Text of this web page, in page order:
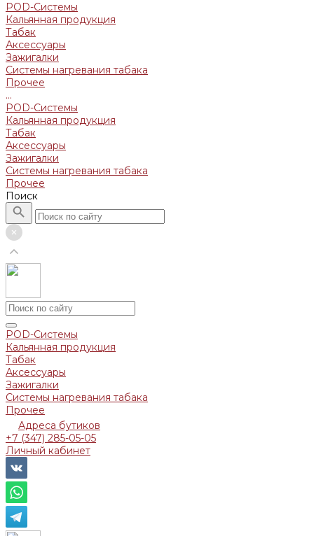
POD-Системы
Кальянная продукция
Табак
Аксессуары
Зажигалки
Системы нагревания табака
Прочее
...
POD-Системы
Кальянная продукция
Табак
Аксессуары
Зажигалки
Системы нагревания табака
Прочее
Поиск
POD-Системы
Кальянная продукция
Табак
Аксессуары
Зажигалки
Системы нагревания табака
Прочее
Адреса бутиков
+7 (347) 285-05-05
Личный кабинет